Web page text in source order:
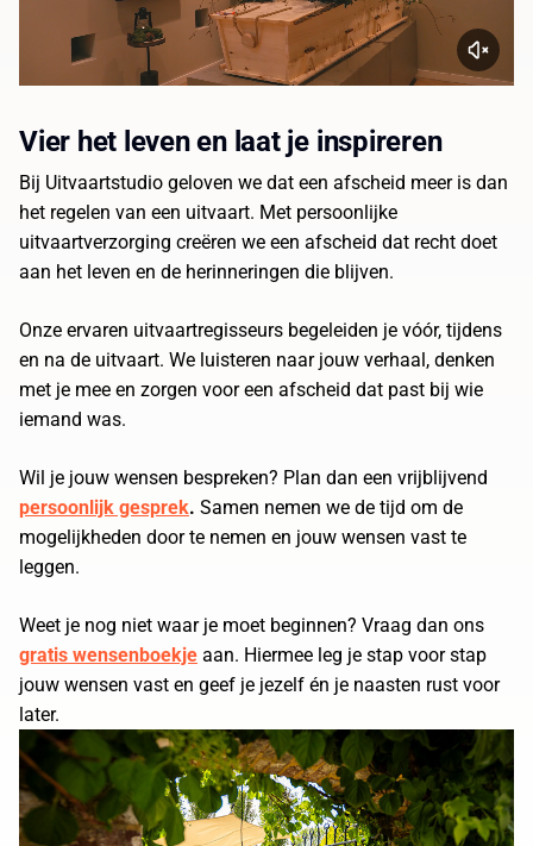
Vier het leven en laat je inspireren
Bij Uitvaartstudio geloven we dat een afscheid meer is dan
het regelen van een uitvaart. Met persoonlijke
uitvaartverzorging creëren we een afscheid dat recht doet
aan het leven en de herinneringen die blijven.
Onze ervaren uitvaartregisseurs begeleiden je vóór, tijdens
en na de uitvaart. We luisteren naar jouw verhaal, denken
met je mee en zorgen voor een afscheid dat past bij wie
iemand was.
Wil je jouw wensen bespreken? Plan dan een vrijblijvend
persoonlijk gesprek. Samen nemen we de tijd om de
mogelijkheden door te nemen en jouw wensen vast te
leggen.
Weet je nog niet waar je moet beginnen? Vraag dan ons
gratis wensenboekje aan. Hiermee leg je stap voor stap
jouw wensen vast en geef je jezelf én je naasten rust voor
later.